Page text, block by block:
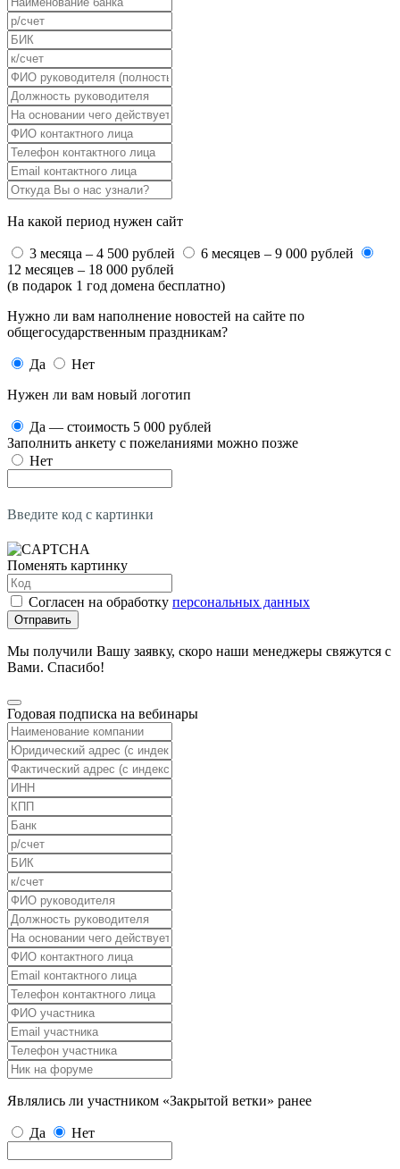
На какой период нужен сайт
3 месяца – 4 500 рублей
6 месяцев – 9 000 рублей
12 месяцев – 18 000 рублей
(в подарок 1 год домена бесплатно)
Нужно ли вам наполнение новостей на сайте по
общегосударственным праздникам?
Да
Нет
Нужен ли вам новый логотип
Да — стоимость 5 000 рублей
Заполнить анкету с пожеланиями можно позже
Нет
Введите код с картинки
Поменять картинку
Согласен на обработку персональных данных
Отправить
Мы получили Вашу заявку, скоро наши менеджеры свяжутся с
Вами. Спасибо!
Годовая подписка на вебинары
Являлись ли участником «Закрытой ветки» ранее
Да Нет